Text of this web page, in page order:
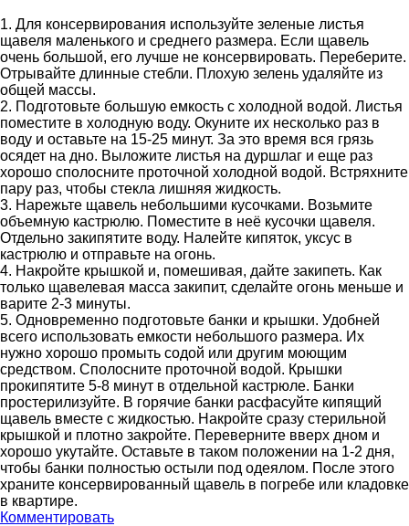
1. Для консервирования используйте зеленые листья
щавеля маленького и среднего размера. Если щавель
очень большой, его лучше не консервировать. Переберите.
Отрывайте длинные стебли. Плохую зелень удаляйте из
общей массы.
2. Подготовьте большую емкость с холодной водой. Листья
поместите в холодную воду. Окуните их несколько раз в
воду и оставьте на 15-25 минут. За это время вся грязь
осядет на дно. Выложите листья на дуршлаг и еще раз
хорошо сполосните проточной холодной водой. Встряхните
пару раз, чтобы стекла лишняя жидкость.
3. Нарежьте щавель небольшими кусочками. Возьмите
объемную кастрюлю. Поместите в неё кусочки щавеля.
Отдельно закипятите воду. Налейте кипяток, уксус в
кастрюлю и отправьте на огонь.
4. Накройте крышкой и, помешивая, дайте закипеть. Как
только щавелевая масса закипит, сделайте огонь меньше и
варите 2-3 минуты.
5. Одновременно подготовьте банки и крышки. Удобней
всего использовать емкости небольшого размера. Их
нужно хорошо промыть содой или другим моющим
средством. Сполосните проточной водой. Крышки
прокипятите 5-8 минут в отдельной кастрюле. Банки
простерилизуйте. В горячие банки расфасуйте кипящий
щавель вместе с жидкостью. Накройте сразу стерильной
крышкой и плотно закройте. Переверните вверх дном и
хорошо укутайте. Оставьте в таком положении на 1-2 дня,
чтобы банки полностью остыли под одеялом. После этого
храните консервированный щавель в погребе или кладовке
в квартире.
Комментировать